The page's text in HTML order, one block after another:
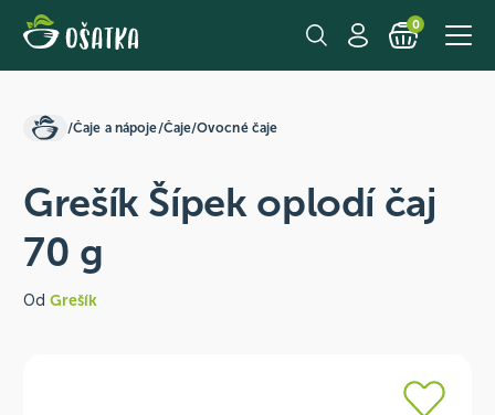
0
/Čaje a nápoje/Čaje/Ovocné čaje
Grešík Šípek oplodí čaj
70 g
Od Grešík